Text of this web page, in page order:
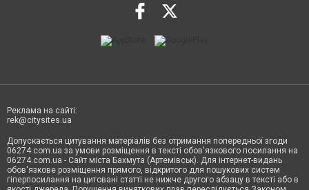
Реклама на сайті:
rek@citysites.ua
Допускається цитування матеріалів без отримання попередньої згоди
06274.com.ua за умови розміщення в тексті обов'язкового посилання на
06274.com.ua - Сайт міста Бахмута (Артемівськ). Для інтернет-видань
обов'язкове розміщення прямого, відкритого для пошукових систем
гіперпосилання на цитовані статті не нижче другого абзацу в тексті або в